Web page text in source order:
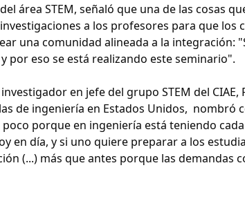
área STEM, señaló que una de las cosas
a los profesores para que los
una comunidad alineada a la integración:
por eso se está realizando este seminario".
en jefe del grupo STEM del CIAE,
de ingeniería en Estados Unidos, nombró
porque en ingeniería está teniendo
en día, y si uno quiere preparar a los
(...) más que antes porque las demandas